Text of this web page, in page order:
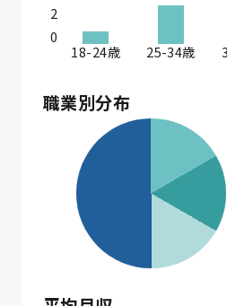
2
0
18-24歳
25-34歳
職業別分布